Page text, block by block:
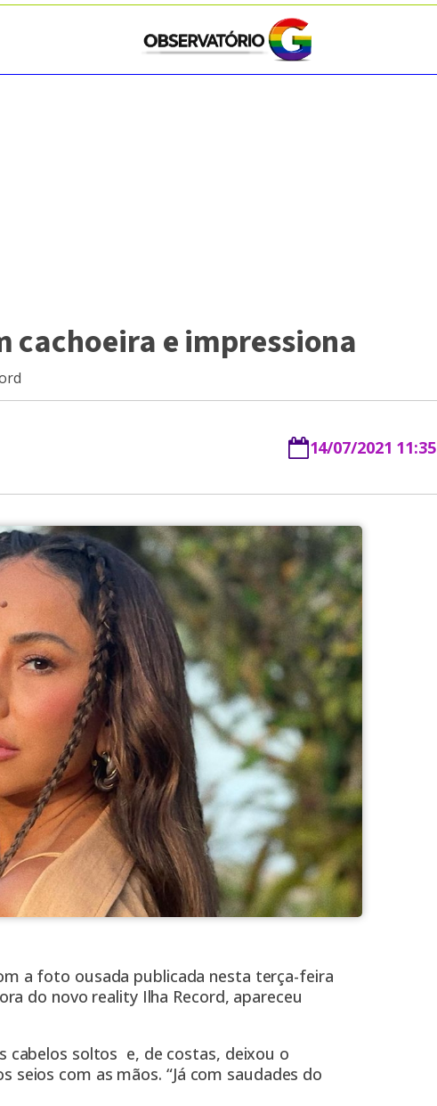
cachoeira e impressiona
14/07/2021 11:35
a foto ousada publicada nesta terça-feira
do novo reality Ilha Record, apareceu
cabelos soltos e, de costas, deixou o
com as mãos. “Já com saudades do